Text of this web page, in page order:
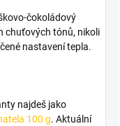
čokoládový
chuťových tónů, nikoli
nastavení tepla.
najdeš jako
100 g. Aktuální